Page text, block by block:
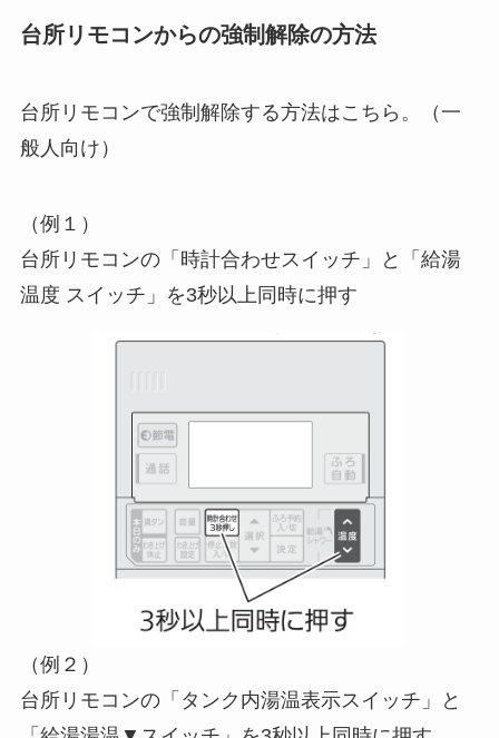
台所リモコンからの強制解除の方法
台所リモコンで強制解除する方法はこちら。（一
般人向け）
（例１）
台所リモコンの「時計合わせスイッチ」と「給湯
温度 スイッチ」を3秒以上同時に押す
（例２）
台所リモコンの「タンク内湯温表示スイッチ」と